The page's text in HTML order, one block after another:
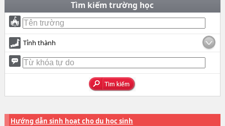
Tìm kiếm trường học
Tỉnh thành
Hướng dẫn sinh hoạt cho du học sinh